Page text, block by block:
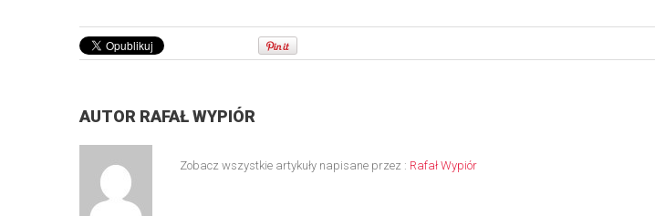
AUTOR RAFAŁ WYPIÓR
Zobacz wszystkie artykuły napisane przez : Rafał Wypiór